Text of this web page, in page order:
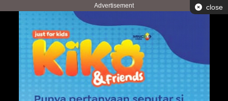
Advertisement close